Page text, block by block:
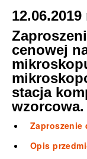
12.06.2019
cenowej
stacja
wzorcowa.
Zaproszenie
Opis